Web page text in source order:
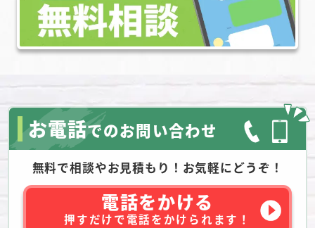
お電話でのお問い合わせ
無料で相談やお見積もり！お気軽にどうぞ！
電話をかける
押すだけで電話をかけられます！